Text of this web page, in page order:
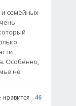
и семейных
Особенно,
не
46